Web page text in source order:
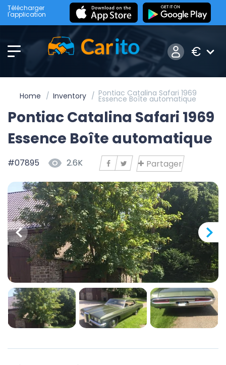
Télécharger
l'application
€
Home Inventory Pontiac Catalina Safari 1969
Essence Boîte automatique
Pontiac Catalina Safari 1969
Essence Boîte automatique
#07895 2.6K Partager